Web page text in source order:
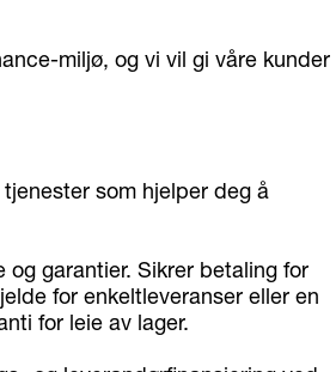
miljø, og vi vil gi våre kunder
som hjelper deg å
og garantier. Sikrer betaling for
for enkeltleveranser eller en
for leie av lager.